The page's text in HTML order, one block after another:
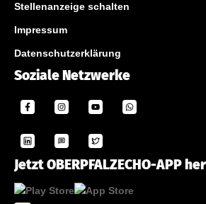
Stellenanzeige schalten
Impressum
Datenschutzerklärung
Soziale Netzwerke
Jetzt OBERPFALZECHO-APP